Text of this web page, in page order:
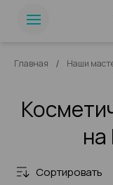
Главная / Наши
Сортировать